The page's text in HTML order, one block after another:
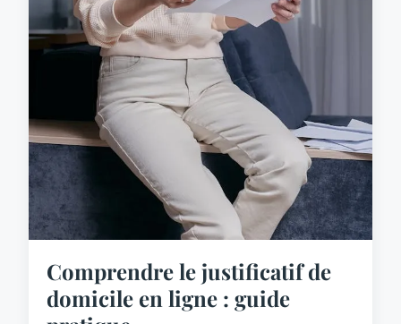
Comprendre le justificatif de
domicile en ligne : guide